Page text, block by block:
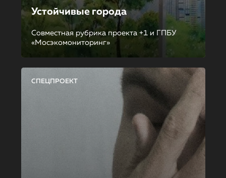
Устойчивые города
Совместная рубрика проекта +1 и ГПБУ
«Мосэкомониторинг»
СПЕЦПРОЕКТ